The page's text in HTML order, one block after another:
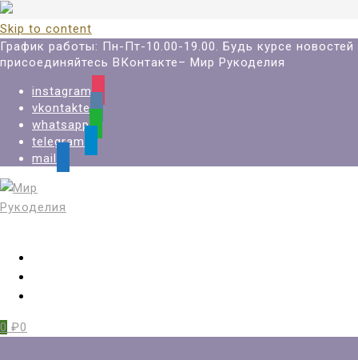
Skip to content
График работы: Пн-Пт-10.00-19.00. Будь курсе новостей
присоединяйтесь ВКонтакте– Мир Рукоделия
instagram
vkontakte
whatsapp
telegram
mail
0 ₽0